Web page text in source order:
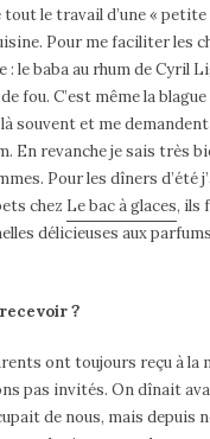
le travail d’une « petite
Pour me faciliter les
: le baba au rhum de Cyril
fou. C’est même la blague
souvent et me
En revanche je sais très
Pour les dîners d’été
chez Le bac à glaces, ils
délicieuses aux
?
ont toujours reçu à la
pas invités. On dînait
de nous, mais depuis